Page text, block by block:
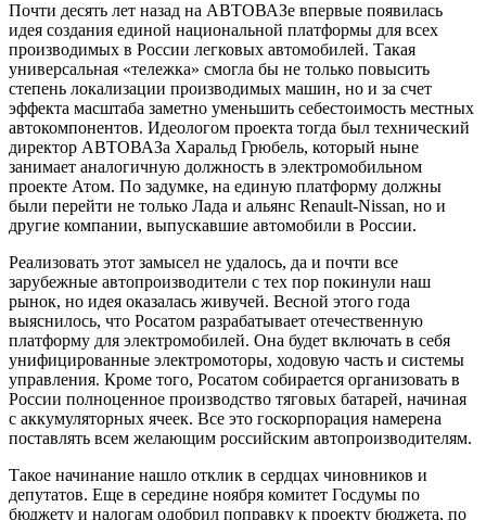
Почти десять лет назад на АВТОВАЗе впервые появилась
идея создания единой национальной платформы для всех
производимых в России легковых автомобилей. Такая
универсальная «тележка» смогла бы не только повысить
степень локализации производимых машин, но и за счет
эффекта масштаба заметно уменьшить себестоимость местных
автокомпонентов. Идеологом проекта тогда был технический
директор АВТОВАЗа Харальд Грюбель, который ныне
занимает аналогичную должность в электромобильном
проекте Атом. По задумке, на единую платформу должны
были перейти не только Лада и альянс Renault-Nissan, но и
другие компании, выпускавшие автомобили в России.
Реализовать этот замысел не удалось, да и почти все
зарубежные автопроизводители с тех пор покинули наш
рынок, но идея оказалась живучей. Весной этого года
выяснилось, что Росатом разрабатывает отечественную
платформу для электромобилей. Она будет включать в себя
унифицированные электромоторы, ходовую часть и системы
управления. Кроме того, Росатом собирается организовать в
России полноценное производство тяговых батарей, начиная
с аккумуляторных ячеек. Все это госкорпорация намерена
поставлять всем желающим российским автопроизводителям.
Такое начинание нашло отклик в сердцах чиновников и
депутатов. Еще в середине ноября комитет Госдумы по
бюджету и налогам одобрил поправку к проекту бюджета, по